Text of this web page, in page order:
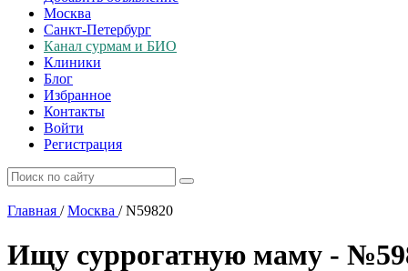
Москва
Санкт-Петербург
Канал сурмам и БИО
Клиники
Блог
Избранное
Контакты
Войти
Регистрация
Главная / Москва /N59820
Ищу суррогатную маму -